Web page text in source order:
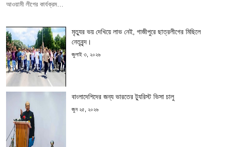
আওয়ামী লীগের কার্যক্রম…
মৃত্যুর ভয় দেখিয়ে লাভ নেই, গাজীপুরে ছাত্রলীগের মিছিলে
নেতৃবৃন্দ।
জুলাই ৩, ২০২৬
বাংলাদেশিদের জন্য ভারতের ট্যুরিস্ট ভিসা চালু
জুন ২৫, ২০২৬